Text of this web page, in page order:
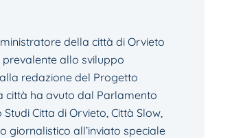
della città di Orvieto
prevalente allo sviluppo
redazione del Progetto
città ha avuto dal Parlamento
Citta di Orvieto, Città Slow,
giornalistico all’inviato speciale